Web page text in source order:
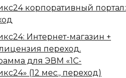
корпоративный портал:
Интернет-магазин +
переход.
для ЭВМ «1С-
(12 мес., переход)